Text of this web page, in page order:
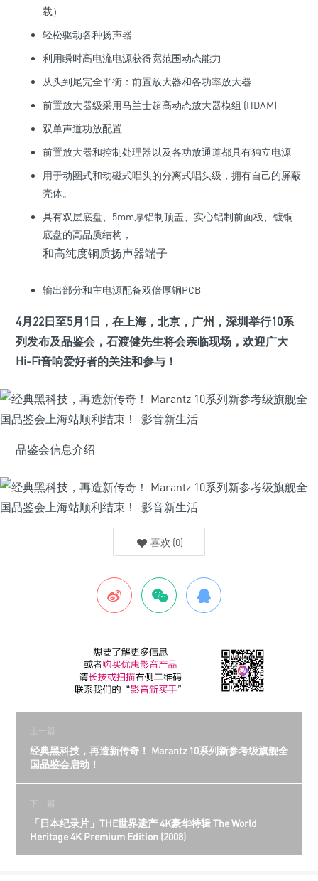
载）
轻松驱动各种扬声器
利用瞬时高电流电源获得宽范围动态能力
从头到尾完全平衡：前置放大器和各功率放大器
前置放大器级采用马兰士超高动态放大器模组 (HDAM)
双单声道功放配置
前置放大器和控制处理器以及各功放通道都具有独立电源
用于动圈式和动磁式唱头的分离式唱头级，拥有自己的屏蔽
壳体。
具有双层底盘、5mm厚铝制顶盖、实心铝制前面板、镀铜
底盘的高品质结构，
和高纯度铜质扬声器端子
输出部分和主电源配备双倍厚铜PCB
4月22日至5月1日，在上海，北京，广州，深圳举行10系
列发布及品鉴会，石渡健先生将会亲临现场，欢迎广大
Hi-Fi音响爱好者的关注和参与！
品鉴会信息介绍
喜欢 (0)
上一篇
经典黑科技，再造新传奇！ Marantz 10系列新参考级旗舰全
国品鉴会启动！
下一篇
「日本纪录片」THE世界遗产 4K豪华特辑 The World
Heritage 4K Premium Edition (2008)